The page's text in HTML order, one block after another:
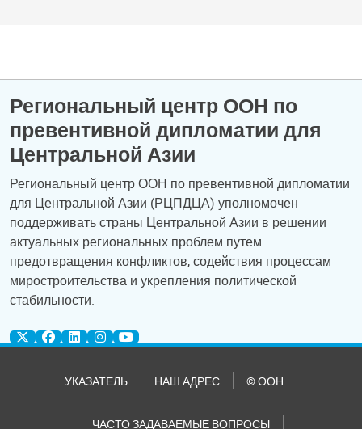
Региональный центр ООН по
превентивной дипломатии для
Центральной Азии
Региональный центр ООН по превентивной дипломатии
для Центральной Азии (РЦПДЦА) уполномочен
поддерживать страны Центральной Азии в решении
актуальных региональных проблем путем
предотвращения конфликтов, содействия процессам
миростроительства и укрепления политической
стабильности.
УКАЗАТЕЛЬ НАШ АДРЕС © ООН
ЧАСТО ЗАДАВАЕМЫЕ ВОПРОСЫ